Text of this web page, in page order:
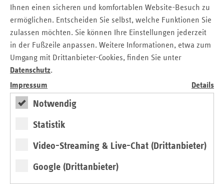
Ihnen einen sicheren und komfortablen Website-Besuch zu
ermöglichen. Entscheiden Sie selbst, welche Funktionen Sie
zulassen möchten. Sie können Ihre Einstellungen jederzeit
in der Fußzeile anpassen. Weitere Informationen, etwa zum
Umgang mit Drittanbieter-Cookies, finden Sie unter
Datenschutz.
Impressum
Details
Notwendig
Statistik
Video-Streaming & Live-Chat (Drittanbieter)
Google (Drittanbieter)
von anderen Fördermaßnahmen geleistet. Die Höhe ist
unter anderem abhängig vom Zeitpunkt der Zulassung des
Leistungserbringers:
Heilmittelerbringer, die bis zum 31. Dezember 2019
zugelassen worden sind, erhalten 40 Prozent der
2019 für Heilmittel gegenüber den Krankenkassen
abgerechnet hat.
Für Leistungserbringer, deren Zulassung in den Zeitraum
4.500 Euro. Bei Zulassung im Mai 2020 3.000 Euro und bei
Wie läuft das Antragsverfahren?